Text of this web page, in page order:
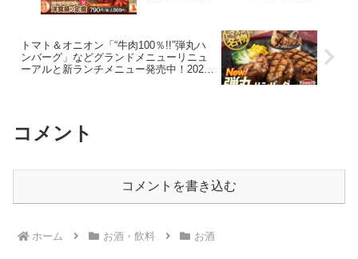
トマト＆オニオン「“牛肉100％!!”弾丸ハ
ンバーグ」などグランドメニューリニュ
ーアルと新ランチメニュー発売中！2024
コメント
コメントを書き込む
ホーム お酒・飲料 お酒